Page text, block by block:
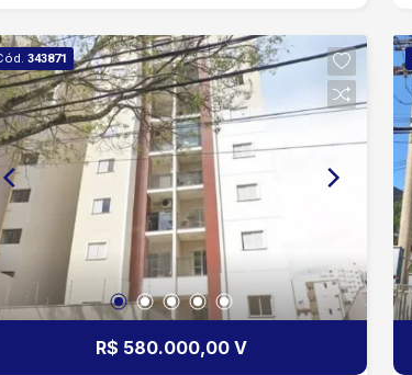
minutos do Tauste Supermercado e 3
minutos do Mercadão Campolim.
Região com escolas, comércios,
serviços e fácil acesso à Rodovia
Raposo Tavares. Conforto, praticidade e
localização incomparável no coração do
Campolim! Agende sua visita e venha
conhecer este excelente apartamento!
343871
R$ 580.000,00 V